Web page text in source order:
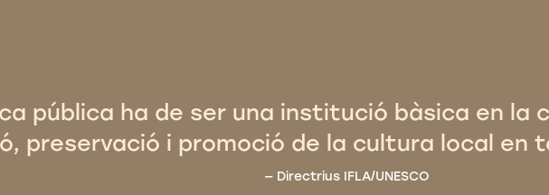
pública ha de ser una institució bàsica en la
preservació i promoció de la cultura local en
Directrius IFLA/UNESCO